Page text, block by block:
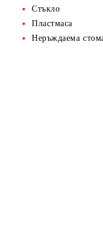
Стъкло
Пластмаса
Неръждаема